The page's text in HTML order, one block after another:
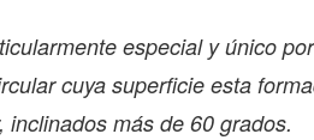
especial y único
cuya superficie esta
inclinados más de 60 grados.